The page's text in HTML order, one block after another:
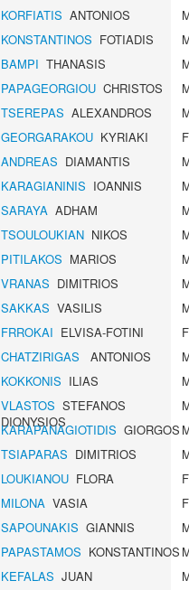
KORFIATIS ANTONIOS
KONSTANTINOS FOTIADIS
BAMPI THANASIS
PAPAGEORGIOU CHRISTOS
TSEREPAS ALEXANDROS
GEORGARAKOU KYRIAKI
ANDREAS DIAMANTIS
KARAGIANINIS IOANNIS
SARAYA ADHAM
TSOULOUKIAN NIKOS
PITILAKOS MARIOS
VRANAS DIMITRIOS
SAKKAS VASILIS
FRROKAI ELVISA-FOTINI
CHATZIRIGAS ANTONIOS
KOKKONIS ILIAS
VLASTOS STEFANOS
DIONYSIOS
KARAPANAGIOTIDIS GIORGOS
TSIAPARAS DIMITRIOS
LOUKIANOU FLORA
MILONA VASIA
SAPOUNAKIS GIANNIS
PAPASTAMOS KONSTANTINOS
KEFALAS JUAN